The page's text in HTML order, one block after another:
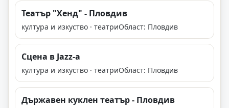
Театър "Хенд" - Пловдив
култура и изкуство · театриОбласт: Пловдив
Сцена в Jazz-a
култура и изкуство · театриОбласт: Пловдив
Държавен куклен театър - Пловдив